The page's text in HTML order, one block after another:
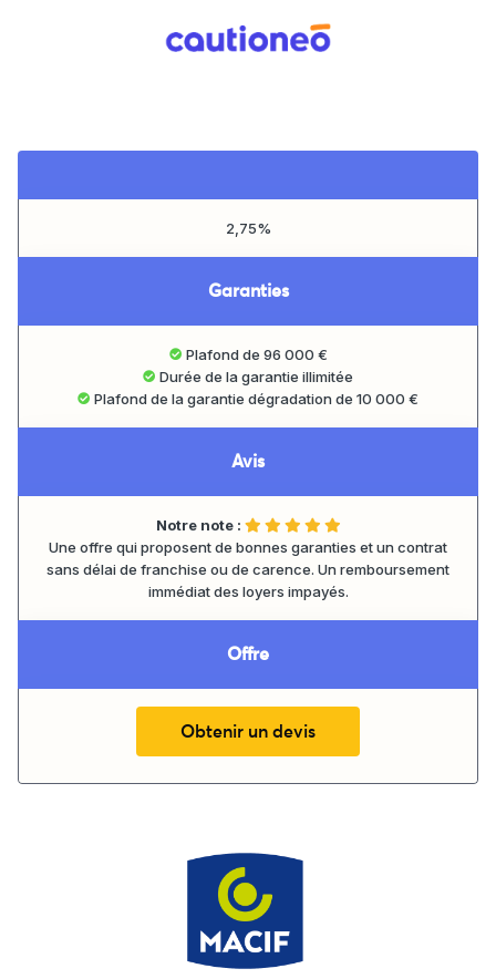
2,75%
Garanties
Plafond de 96 000 €
Durée de la garantie illimitée
Plafond de la garantie dégradation de 10 000 €
Avis
Notre note :
Une offre qui proposent de bonnes garanties et un contrat
sans délai de franchise ou de carence. Un remboursement
immédiat des loyers impayés.
Offre
Obtenir un devis